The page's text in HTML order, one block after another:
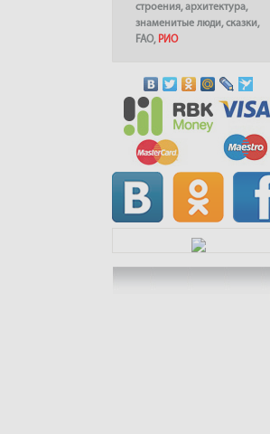
строения,архитектура,
знаменитые люди,сказки,
FAO, РИО